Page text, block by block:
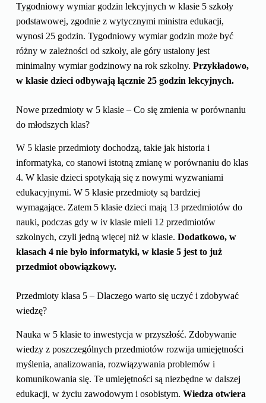
Tygodniowy wymiar godzin lekcyjnych w klasie 5 szkoły
podstawowej, zgodnie z wytycznymi ministra edukacji,
wynosi 25 godzin. Tygodniowy wymiar godzin może być
różny w zależności od szkoły, ale góry ustalony jest
minimalny wymiar godzinowy na rok szkolny. Przykładowo,
w klasie dzieci odbywają łącznie 25 godzin lekcyjnych.
Nowe przedmioty w 5 klasie – Co się zmienia w porównaniu
do młodszych klas?
W 5 klasie przedmioty dochodzą, takie jak historia i
informatyka, co stanowi istotną zmianę w porównaniu do klas
4. W klasie dzieci spotykają się z nowymi wyzwaniami
edukacyjnymi. W 5 klasie przedmioty są bardziej
wymagające. Zatem 5 klasie dzieci mają 13 przedmiotów do
nauki, podczas gdy w iv klasie mieli 12 przedmiotów
szkolnych, czyli jedną więcej niż w klasie. Dodatkowo, w
klasach 4 nie było informatyki, w klasie 5 jest to już
przedmiot obowiązkowy.
Przedmioty klasa 5 – Dlaczego warto się uczyć i zdobywać
wiedzę?
Nauka w 5 klasie to inwestycja w przyszłość. Zdobywanie
wiedzy z poszczególnych przedmiotów rozwija umiejętności
myślenia, analizowania, rozwiązywania problemów i
komunikowania się. Te umiejętności są niezbędne w dalszej
edukacji, w życiu zawodowym i osobistym. Wiedza otwiera